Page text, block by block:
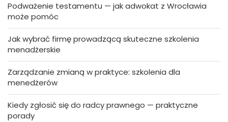
Podważenie testamentu — jak adwokat z Wrocławia
może pomóc
Jak wybrać firmę prowadzącą skuteczne szkolenia
menadżerskie
Zarządzanie zmianą w praktyce: szkolenia dla
menedżerów
Kiedy zgłosić się do radcy prawnego — praktyczne
porady